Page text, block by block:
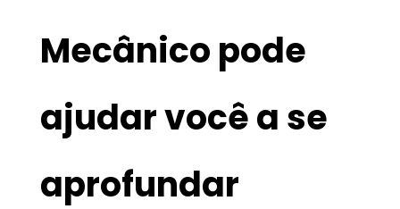
Mecânico pode
ajudar você a se
aprofundar